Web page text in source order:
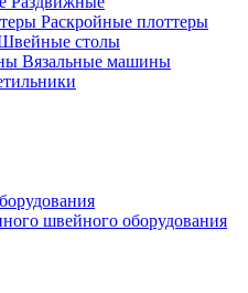
Раскройные плоттеры
столы
Вязальные машины
швейного оборудования